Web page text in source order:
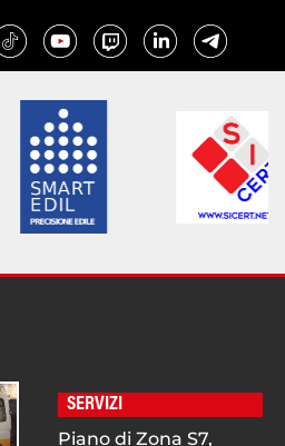
SERVIZI
Piano di Zona S7,